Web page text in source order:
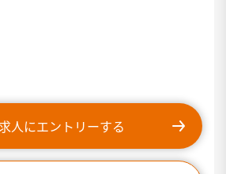
人にエントリーする